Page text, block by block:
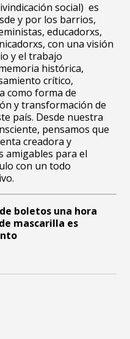
social) es
y por los barrios,
educadorxs,
con una visión
y el trabajo
histórica,
crítico,
como forma de
y transformación de
país. Desde nuestra
pensamos que
creadora y
amigables para el
con un todo
boletos una hora
mascarilla es